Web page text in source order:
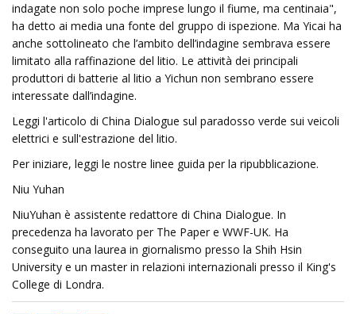
indagate non solo poche imprese lungo il fiume, ma centinaia",
ha detto ai media una fonte del gruppo di ispezione. Ma Yicai ha
anche sottolineato che l’ambito dell’indagine sembrava essere
limitato alla raffinazione del litio. Le attività dei principali
produttori di batterie al litio a Yichun non sembrano essere
interessate dall’indagine.
Leggi l'articolo di China Dialogue sul paradosso verde sui veicoli
elettrici e sull'estrazione del litio.
Per iniziare, leggi le nostre linee guida per la ripubblicazione.
Niu Yuhan
NiuYuhan è assistente redattore di China Dialogue. In
precedenza ha lavorato per The Paper e WWF-UK. Ha
conseguito una laurea in giornalismo presso la Shih Hsin
University e un master in relazioni internazionali presso il King's
College di Londra.